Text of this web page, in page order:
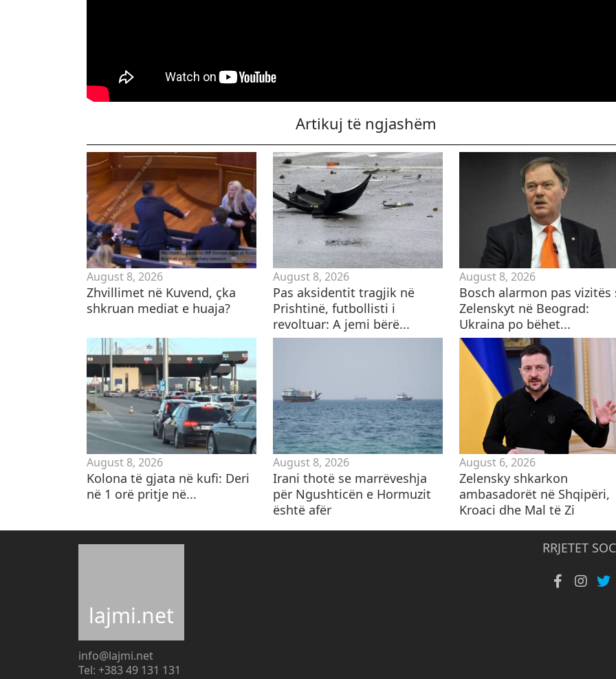
Artikuj të ngjashëm
August 8, 2026
Zhvillimet në Kuvend, çka
shkruan mediat e huaja?
August 8, 2026
Pas aksidentit tragjik në
Prishtinë, futbollisti i
revoltuar: A jemi bërë...
August 8, 2026
Bosch alarmon pas vizitës
Zelenskyt në Beograd:
Ukraina po bëhet...
August 8, 2026
Kolona të gjata në kufi: Deri
në 1 orë pritje në...
August 8, 2026
Irani thotë se marrëveshja
për Ngushticën e Hormuzit
është afër
August 6, 2026
Zelensky shkarkon
ambasadorët në Shqipëri,
Kroaci dhe Mal të Zi
lajmi.net
info@lajmi.net
Tel: +383 49 131 131
RRJETET